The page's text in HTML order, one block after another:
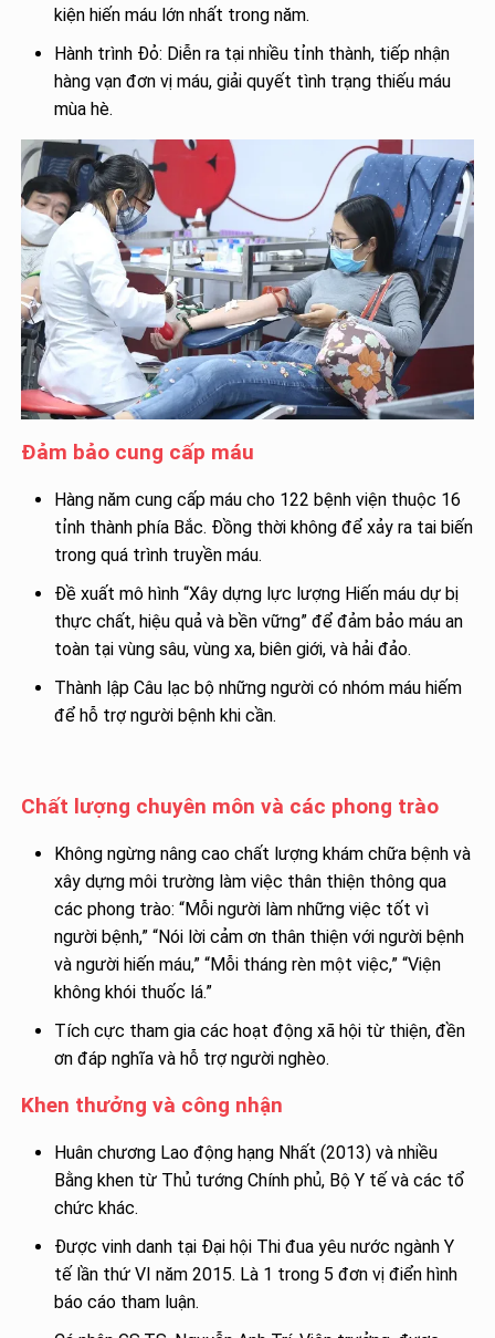
kiện hiến máu lớn nhất trong năm.
Hành trình Đỏ: Diễn ra tại nhiều tỉnh thành, tiếp nhận
hàng vạn đơn vị máu, giải quyết tình trạng thiếu máu
mùa hè.
Đảm bảo cung cấp máu
Hàng năm cung cấp máu cho 122 bệnh viện thuộc 16
tỉnh thành phía Bắc. Đồng thời không để xảy ra tai biến
trong quá trình truyền máu.
Đề xuất mô hình “Xây dựng lực lượng Hiến máu dự bị
thực chất, hiệu quả và bền vững” để đảm bảo máu an
toàn tại vùng sâu, vùng xa, biên giới, và hải đảo.
Thành lập Câu lạc bộ những người có nhóm máu hiếm
để hỗ trợ người bệnh khi cần.
Chất lượng chuyên môn và các phong trào
Không ngừng nâng cao chất lượng khám chữa bệnh và
xây dựng môi trường làm việc thân thiện thông qua
các phong trào: “Mỗi người làm những việc tốt vì
người bệnh,” “Nói lời cảm ơn thân thiện với người bệnh
và người hiến máu,” “Mỗi tháng rèn một việc,” “Viện
không khói thuốc lá.”
Tích cực tham gia các hoạt động xã hội từ thiện, đền
ơn đáp nghĩa và hỗ trợ người nghèo.
Khen thưởng và công nhận
Huân chương Lao động hạng Nhất (2013) và nhiều
Bằng khen từ Thủ tướng Chính phủ, Bộ Y tế và các tổ
chức khác.
Được vinh danh tại Đại hội Thi đua yêu nước ngành Y
tế lần thứ VI năm 2015. Là 1 trong 5 đơn vị điển hình
báo cáo tham luận.